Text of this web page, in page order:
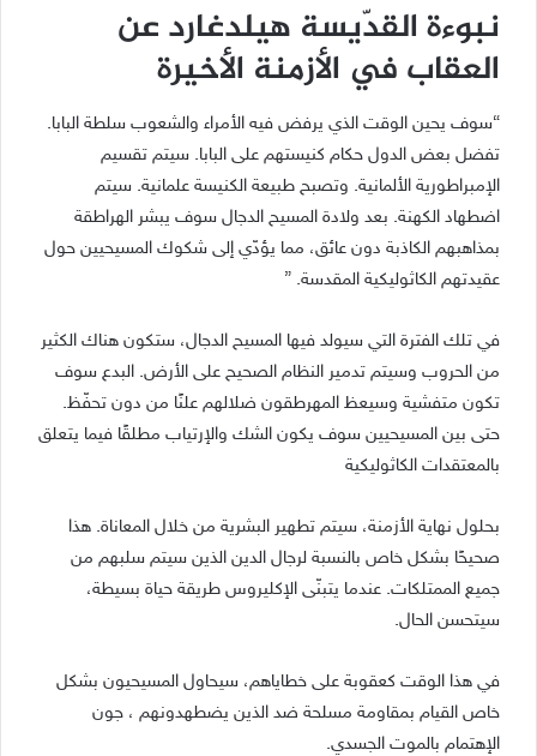
نبوءة القدّيسة هيلدغارد عن
العقاب في الأزمنة الأخيرة
“سوف يحين الوقت الذي يرفض فيه الأمراء والشعوب سلطة البابا.
تفضل بعض الدول حكام كنيستهم على البابا. سيتم تقسيم
الإمبراطورية الألمانية. وتصبح طبيعة الكنيسة علمانية. سيتم
اضطهاد الكهنة. بعد ولادة المسيح الدجال سوف يبشر الهراطقة
بمذاهبهم الكاذبة دون عائق، مما يؤدّي إلى شكوك المسيحيين حول
عقيدتهم الكاثوليكية المقدسة. ”
في تلك الفترة التي سيولد فيها المسيح الدجال، ستكون هناك الكثير
من الحروب وسيتم تدمير النظام الصحيح على الأرض. البدع سوف
تكون متفشية وسيعظ المهرطقون ضلالهم علنًا من دون تحفّظ.
حتى بين المسيحيين سوف يكون الشك والإرتياب مطلقًا فيما يتعلق
بالمعتقدات الكاثوليكية
بحلول نهاية الأزمنة، سيتم تطهير البشرية من خلال المعاناة. هذا
صحيحًا بشكل خاص بالنسبة لرجال الدين الذين سيتم سلبهم من
جميع الممتلكات. عندما يتبنّى الإكليروس طريقة حياة بسيطة،
سيتحسن الحال.
في هذا الوقت كعقوبة على خطاياهم، سيحاول المسيحيون بشكل
خاص القيام بمقاومة مسلحة ضد الذين يضطهدونهم ، جون
الإهتمام بالموت الجسدي.